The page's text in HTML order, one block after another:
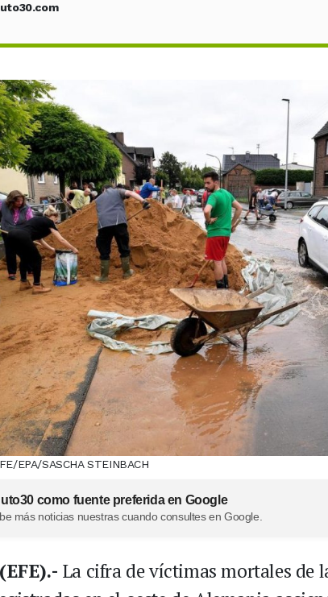
EPA/SASCHA STEINBACH
como fuente preferida en Google
más noticias nuestras cuando consultes en Google.
La cifra de víctimas mortales de